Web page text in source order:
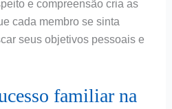
e compreensão cria as
cada membro se sinta
seus objetivos pessoais e
familiar na